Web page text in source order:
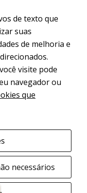
de Serviço
Salarial
de Cokies
de texto que
suas
de melhoria e
visite pode
navegador ou
que
necessários